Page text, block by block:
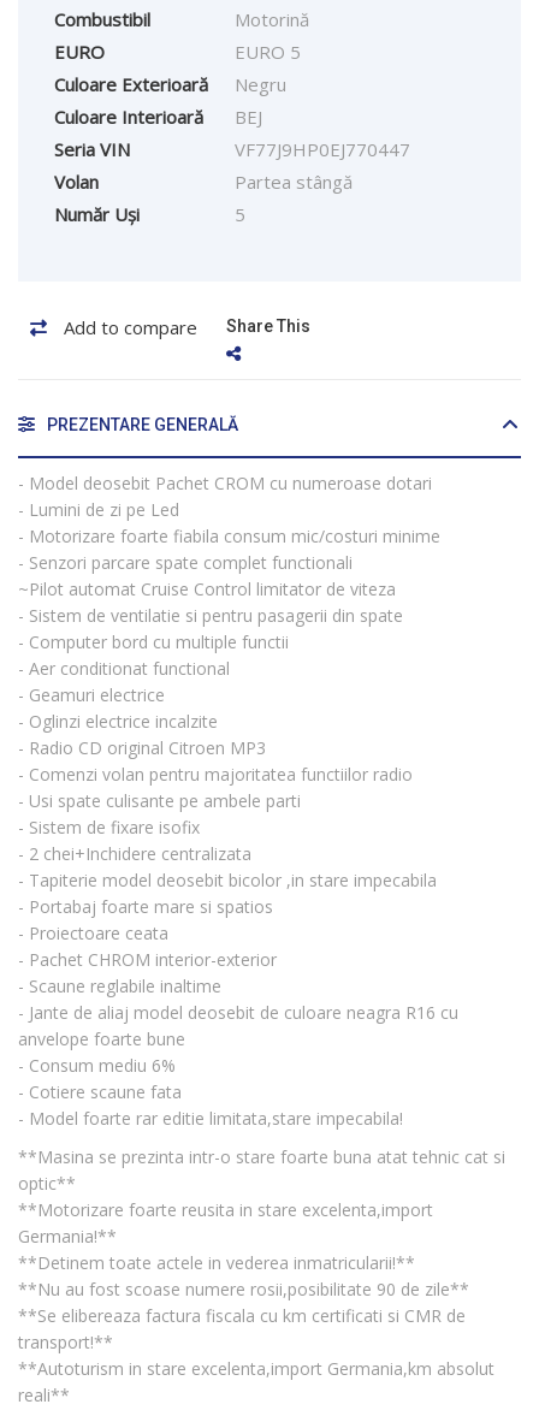
Combustibil
Motorină
EURO
EURO 5
Culoare Exterioară
Negru
Culoare Interioară
BEJ
Seria VIN
VF77J9HP0EJ770447
Volan
Partea stângă
Număr Uși
5
Add to compare Share This
PREZENTARE GENERALĂ
- Model deosebit Pachet CROM cu numeroase dotari
- Lumini de zi pe Led
- Motorizare foarte fiabila consum mic/costuri minime
- Senzori parcare spate complet functionali
~Pilot automat Cruise Control limitator de viteza
- Sistem de ventilatie si pentru pasagerii din spate
- Computer bord cu multiple functii
- Aer conditionat functional
- Geamuri electrice
- Oglinzi electrice incalzite
- Radio CD original Citroen MP3
- Comenzi volan pentru majoritatea functiilor radio
- Usi spate culisante pe ambele parti
- Sistem de fixare isofix
- 2 chei+Inchidere centralizata
- Tapiterie model deosebit bicolor ,in stare impecabila
- Portabaj foarte mare si spatios
- Proiectoare ceata
- Pachet CHROM interior-exterior
- Scaune reglabile inaltime
- Jante de aliaj model deosebit de culoare neagra R16 cu
anvelope foarte bune
- Consum mediu 6%
- Cotiere scaune fata
- Model foarte rar editie limitata,stare impecabila!
**Masina se prezinta intr-o stare foarte buna atat tehnic cat si
optic**
**Motorizare foarte reusita in stare excelenta,import
Germania!**
**Detinem toate actele in vederea inmatricularii!**
**Nu au fost scoase numere rosii,posibilitate 90 de zile**
**Se elibereaza factura fiscala cu km certificati si CMR de
transport!**
**Autoturism in stare excelenta,import Germania,km absolut
reali**